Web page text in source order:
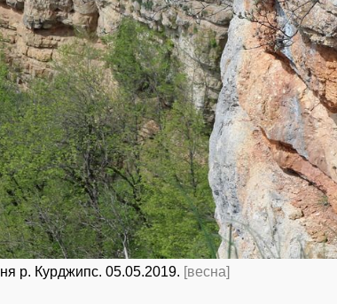
р. Курджипс. 05.05.2019. [весна]